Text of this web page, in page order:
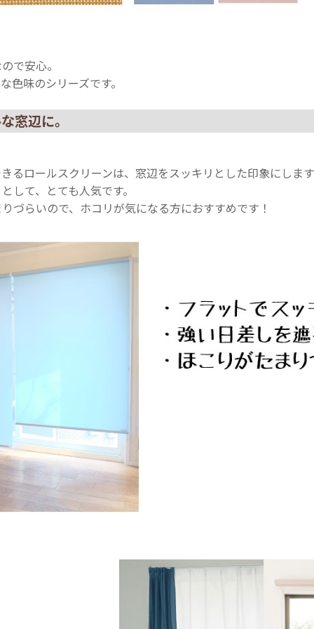
で安心。
色味のシリーズです。
窓辺に。
るロールスクリーンは、窓辺をスッキリとした印象にしま
して、とても人気です。
づらいので、ホコリが気になる方におすすめです！